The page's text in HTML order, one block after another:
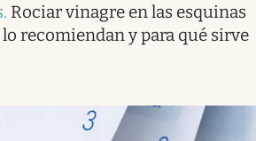
. Rociar vinagre en las esquinas
lo recomiendan y para qué sirve